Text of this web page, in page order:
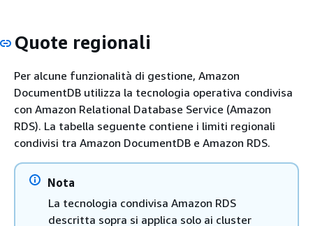
Quote regionali
Per alcune funzionalità di gestione, Amazon
DocumentDB utilizza la tecnologia operativa condivisa
con Amazon Relational Database Service (Amazon
RDS). La tabella seguente contiene i limiti regionali
condivisi tra Amazon DocumentDB e Amazon RDS.
Nota
La tecnologia condivisa Amazon RDS
descritta sopra si applica solo ai cluster